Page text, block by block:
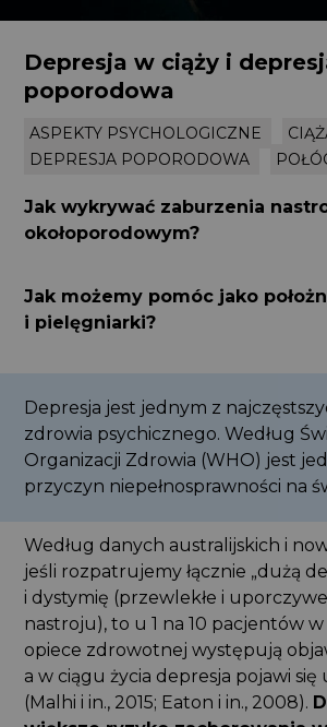
Search
for:
Depresja w ciąży i
poporodowa
ASPEKTY PSYCHOLOGICZNE
DEPRESJA POPORODOWA
Jak wykrywać zaburzenia
okołoporodowym?
Jak możemy pomóc jako
i pielęgniarki?
Depresja jest jednym z
zdrowia psychicznego. Według
Organizacji Zdrowia (WHO) jest
przyczyn niepełnosprawności na
Według danych australijskich i
jeśli rozpatrujemy łącznie „dużą
i dystymię (przewlekłe i
nastroju), to u 1 na 10 pacjentów
opiece zdrowotnej występują
a w ciągu życia depresja pojawi się
(Malhi i in., 2015; Eaton i in., 2008).